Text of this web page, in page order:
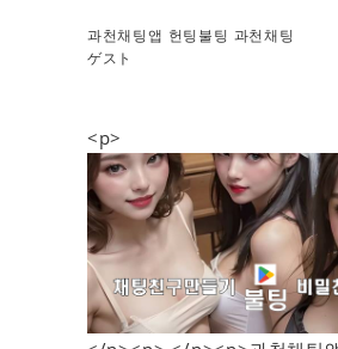
과천채팅앱 헌팅불팅 과천채팅
ゲスト
<p>